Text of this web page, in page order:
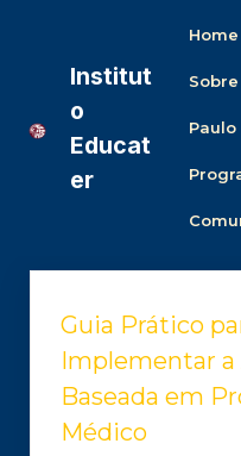
Institut
o
Educat
er
Guia Prático
Implementar
Baseada em
Médico